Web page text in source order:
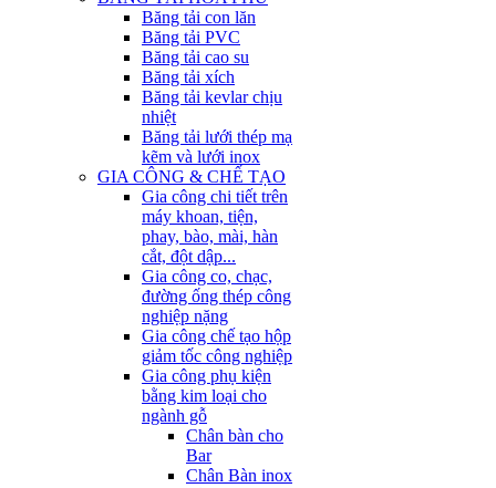
Băng tải con lăn
Băng tải PVC
Băng tải cao su
Băng tải xích
Băng tải kevlar chịu
nhiệt
Băng tải lưới thép mạ
kẽm và lưới inox
GIA CÔNG & CHẾ TẠO
Gia công chi tiết trên
máy khoan, tiện,
phay, bào, mài, hàn
cắt, đột dập...
Gia công co, chạc,
đường ống thép công
nghiệp nặng
Gia công chế tạo hộp
giảm tốc công nghiệp
Gia công phụ kiện
bằng kim loại cho
ngành gỗ
Chân bàn cho
Bar
Chân Bàn inox